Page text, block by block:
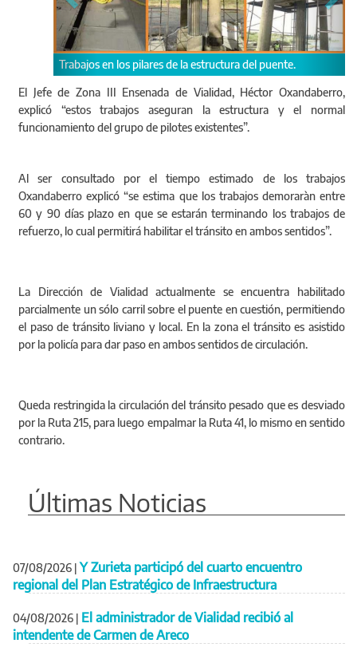
los pilares de la estructura del puente.
Desvío para tránsito
El Jefe de Zona III Ensenada de Vialidad, Héctor Oxandaberro,
explicó “estos trabajos aseguran la estructura y el normal
funcionamiento del grupo de pilotes existentes”.
Al ser consultado por el tiempo estimado de los trabajos
Oxandaberro explicó “se estima que los trabajos demoraràn entre
60 y 90 días plazo en que se estarán terminando los trabajos de
refuerzo, lo cual permitirá habilitar el tránsito en ambos sentidos”.
La Dirección de Vialidad actualmente se encuentra habilitado
parcialmente un sólo carril sobre el puente en cuestión, permitiendo
el paso de tránsito liviano y local. En la zona el tránsito es asistido
por la policía para dar paso en ambos sentidos de circulación.‪
Queda restringida la circulación del tránsito pesado que es desviado
por la Ruta 215, para luego empalmar la Ruta 41, lo mismo en sentido
contrario.
Últimas Noticias
07/08/2026 | Y Zurieta participó del cuarto encuentro
regional del Plan Estratégico de Infraestructura
04/08/2026 | El administrador de Vialidad recibió al
intendente de Carmen de Areco